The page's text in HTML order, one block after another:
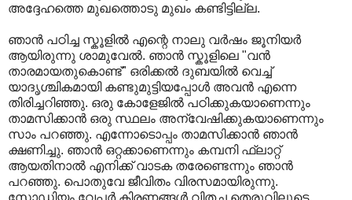
അദ്ദേഹത്തെ മുഖത്തൊടു മുഖം കണ്ടിട്ടില്ല.
ഞാന്‍ പഠിച്ച സ്കൂളില്‍ എന്റെ നാലു വര്‍ഷം ജൂനിയര്‍
ആയിരുന്നു ശാമുവേല്‍. ഞാന്‍ സ്കൂളിലെ "വന്‍
താരമായതുകൊണ്ട്" ഒരിക്കല്‍ ദുബയില്‍ വെച്ച്
യാദൃശ്ചികമായി കണ്ടുമുട്ടിയപ്പോള്‍ അവന്‍ എന്നെ
തിരിച്ചറിഞ്ഞു. ഒരു കോളേജില്‍ പഠിക്കുകയാണെന്നും
താമസിക്കാന്‍ ഒരു സ്ഥലം അന്വേഷിക്കുകയാണെന്നും
സാം പറഞ്ഞു. എന്നോടൊപ്പം താമസിക്കാന്‍ ഞാന്‍
ക്ഷണിച്ചു. ഞാന്‍ ഒറ്റക്കാണെന്നും കമ്പനി ഫ്ലാറ്റ്
ആയതിനാല്‍ എനിക്ക് വാടക തരേണ്ടെന്നും ഞാന്‍
പറഞ്ഞു. പൊതുവേ ജീവിതം വിരസമായിരുന്നു.
സോഡിയം വേപ്പര്‍ കിരണങ്ങള്‍ വിതച്ച തെരുവിലൂടെ